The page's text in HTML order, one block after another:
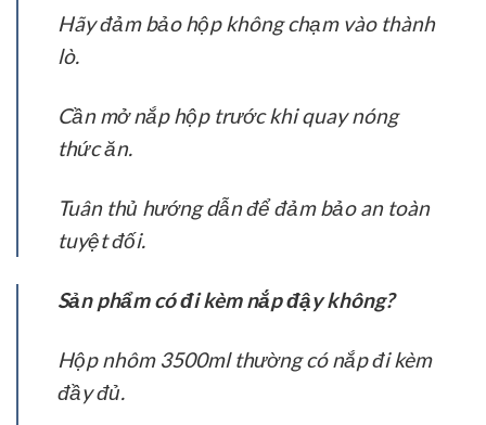
Hãy đảm bảo hộp không chạm vào thành
lò.
Cần mở nắp hộp trước khi quay nóng
thức ăn.
Tuân thủ hướng dẫn để đảm bảo an toàn
tuyệt đối.
Sản phẩm có đi kèm nắp đậy không?
Hộp nhôm 3500ml thường có nắp đi kèm
đầy đủ.